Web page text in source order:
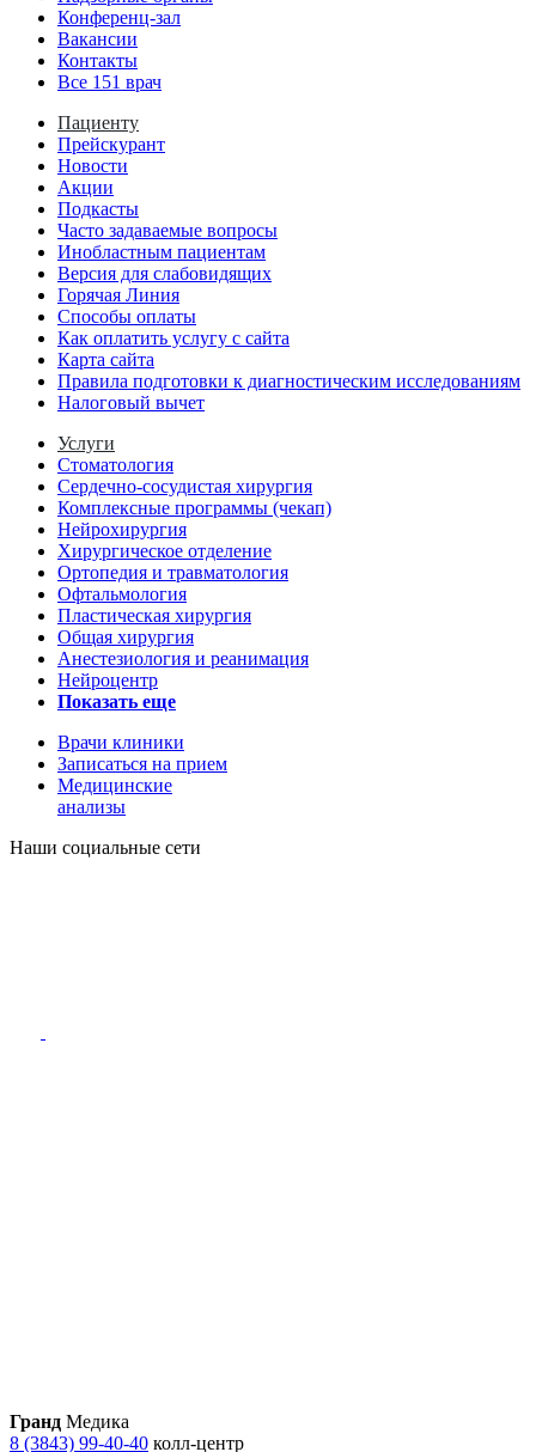
Конференц-зал
Вакансии
Контакты
Все 151 врач
Пациенту
Прейскурант
Новости
Акции
Подкасты
Часто задаваемые вопросы
Инобластным пациентам
Версия для слабовидящих
Горячая Линия
Способы оплаты
Как оплатить услугу с сайта
Карта сайта
Правила подготовки к диагностическим исследованиям
Налоговый вычет
Услуги
Стоматология
Сердечно-сосудистая хирургия
Комплексные программы (чекап)
Нейрохирургия
Хирургическое отделение
Ортопедия и травматология
Офтальмология
Пластическая хирургия
Общая хирургия
Анестезиология и реанимация
Нейроцентр
Показать еще
Врачи клиники
Записаться на прием
Медицинские
анализы
Наши социальные сети
Гранд Медика
8 (3843) 99-40-40 колл-центр